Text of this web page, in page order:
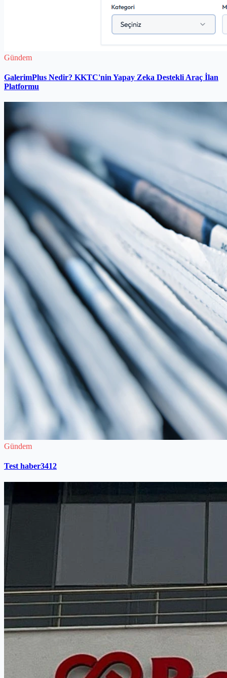
Gündem
GalerimPlus Nedir? KKTC'nin Yapay Zeka Destekli Araç İlan
Platformu
Gündem
Test haber3412